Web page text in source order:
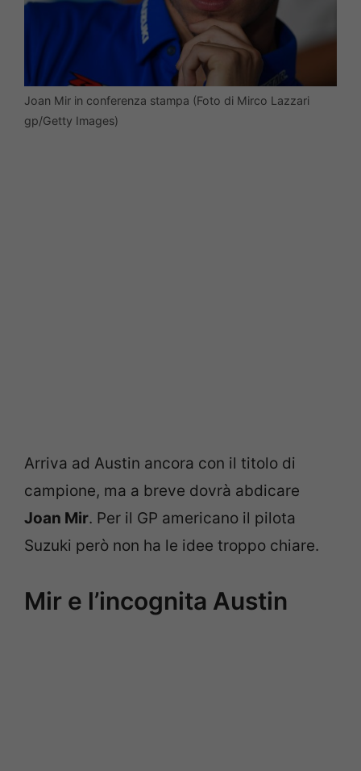
Joan Mir in conferenza stampa (Foto di Mirco Lazzari
gp/Getty Images)
Arriva ad Austin ancora con il titolo di
campione, ma a breve dovrà abdicare
Joan Mir. Per il GP americano il pilota
Suzuki però non ha le idee troppo chiare.
Mir e l’incognita Austin